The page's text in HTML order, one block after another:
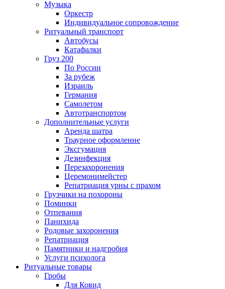
Музыка
Оркестр
Индивидуальное сопровождение
Ритуальный транспорт
Автобусы
Катафалки
Груз 200
По России
За рубеж
Израиль
Германия
Самолетом
Автотранспортом
Дополнительные услуги
Аренда шатра
Траурное оформление
Эксгумация
Дезинфекция
Перезахоронения
Церемонимейстер
Репатриация урны с прахом
Грузчики на похороны
Поминки
Отпевания
Панихида
Родовые захоронения
Репатриация
Памятники и надгробия
Услуги психолога
Ритуальные товары
Гробы
Для Ковид